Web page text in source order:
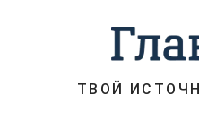
ТВОЙ